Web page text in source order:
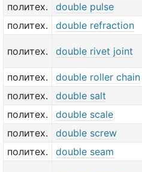
политех.
double pulse
политех.
double refraction
политех. double rivet joint
политех.
double roller chain
политех.
double salt
политех.
double scale
политех.
double screw
политех.
double seam